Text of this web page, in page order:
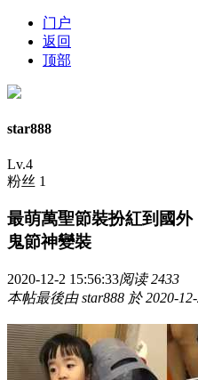
门户
返回
顶部
star888
Lv.4
粉丝 1
最萌萬聖節裝扮紅到國
鬼節神變裝
2020-12-2 15:56:33阅读 2433
本帖最後由 star888 於 2020-